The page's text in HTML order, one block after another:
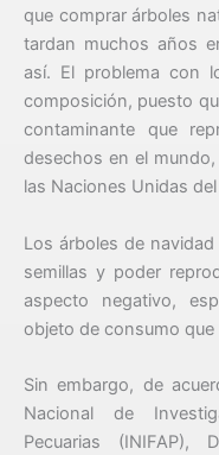
que comprar árboles
tardan muchos años
así. El problema con
composición, puesto
contaminante que
desechos en el
las Naciones Unidas
Los árboles de
semillas y poder
aspecto negativo,
objeto de consumo
Sin embargo, de
Nacional de
Pecuarias (INIFAP),